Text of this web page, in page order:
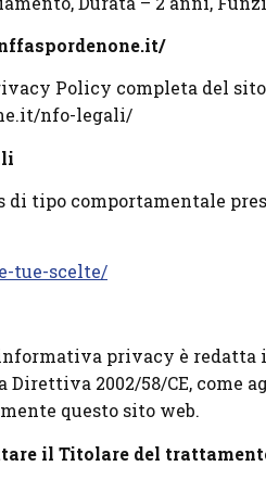
Policy completa del
nfo-legali/
di tipo comportamentale
tue-scelte/
privacy è redatta
Direttiva 2002/58/CE, come
questo sito web.
il Titolare del